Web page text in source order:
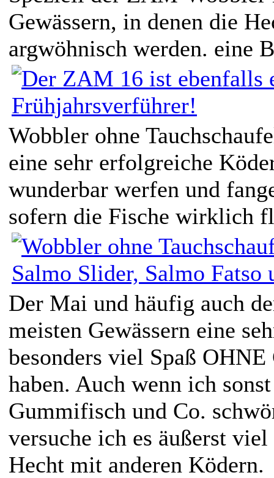
Gewässern, in denen die
argwöhnisch werden. eine
Wobbler ohne
eine sehr erfolgreiche
wunderbar werfen und
sofern die Fische wirklich
Der Mai und häufig auch
meisten Gewässern eine
besonders viel Spaß
haben. Auch wenn ich
Gummifisch und Co.
versuche ich es äußerst
Hecht mit anderen Ködern.